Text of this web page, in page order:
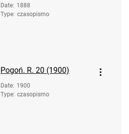
Date: 1888
Type: czasopismo
Pogoń. R. 20 (1900)
Date: 1900
Type: czasopismo